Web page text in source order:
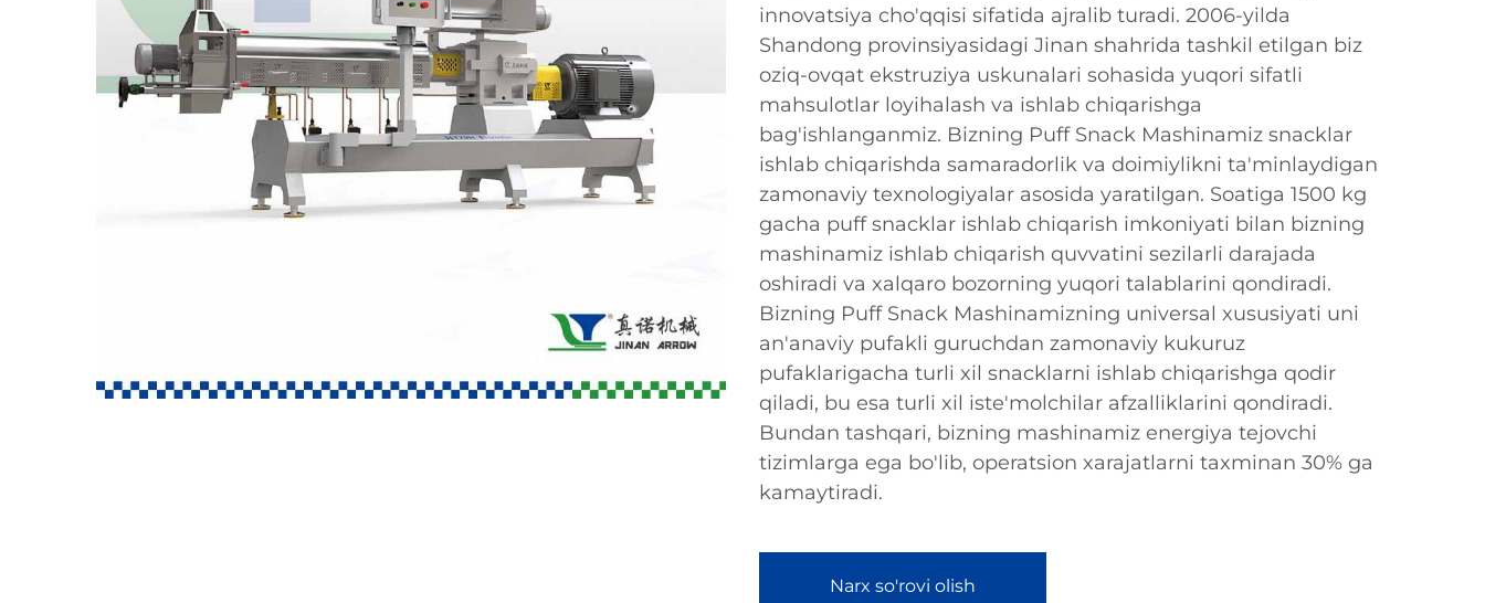
innovatsiya cho'qqisi sifatida ajralib turadi. 2006-yilda
Shandong provinsiyasidagi Jinan shahrida tashkil etilgan biz
oziq-ovqat ekstruziya uskunalari sohasida yuqori sifatli
mahsulotlar loyihalash va ishlab chiqarishga
bag'ishlanganmiz. Bizning Puff Snack Mashinamiz snacklar
ishlab chiqarishda samaradorlik va doimiylikni ta'minlaydigan
zamonaviy texnologiyalar asosida yaratilgan. Soatiga 1500 kg
gacha puff snacklar ishlab chiqarish imkoniyati bilan bizning
mashinamiz ishlab chiqarish quvvatini sezilarli darajada
oshiradi va xalqaro bozorning yuqori talablarini qondiradi.
Bizning Puff Snack Mashinamizning universal xususiyati uni
an'anaviy pufakli guruchdan zamonaviy kukuruz
pufaklarigacha turli xil snacklarni ishlab chiqarishga qodir
qiladi, bu esa turli xil iste'molchilar afzalliklarini qondiradi.
Bundan tashqari, bizning mashinamiz energiya tejovchi
tizimlarga ega bo'lib, operatsion xarajatlarni taxminan 30% ga
kamaytiradi.
Narx so'rovi olish